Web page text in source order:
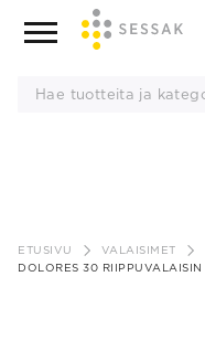
sisältöön
ETUSIVU VALAISIMET
DOLORES 30 RIIPPUVALAISIN